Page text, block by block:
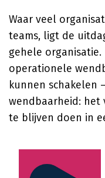
Waar veel
teams, ligt de
gehele
operationele
kunnen schakelen
wendbaarheid: het
te blijven doen in